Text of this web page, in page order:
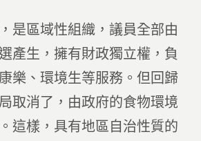
是區域性組織，議員全部由
產生，擁有財政獨立權，負
樂、環境生等服務。但回歸
取消了，由政府的食物環境
這樣，具有地區自治性質的